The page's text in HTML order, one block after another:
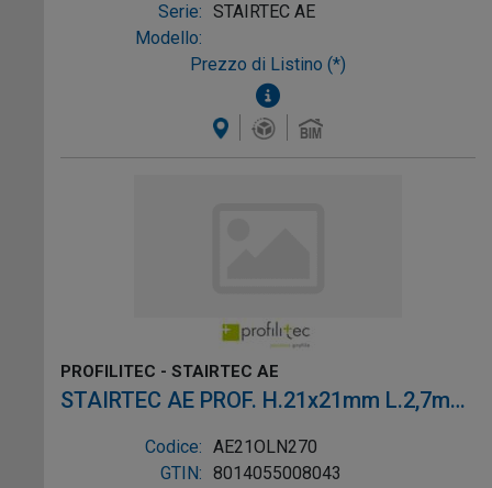
Serie: STAIRTEC AE
Modello:
Prezzo di Listino (*)
PROFILITEC - STAIRTEC AE
STAIRTEC AE PROF. H.21x21mm L.2,7m
OTT. LUC.
Codice: AE21OLN270
GTIN: 8014055008043